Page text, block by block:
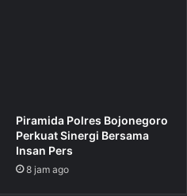
Piramida Polres Bojonegoro
Perkuat Sinergi Bersama
Insan Pers
8 jam ago